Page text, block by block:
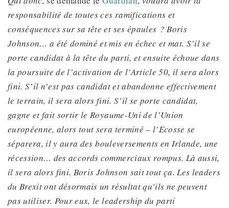
responsabilité de toutes ces ramifications et
conséquences sur sa tête et ses épaules ? Boris
Johnson… a été dominé et mis en échec et mat. S’il se
porte candidat à la tête du parti, et ensuite échoue dans
la poursuite de l’activation de l’Article 50, il sera alors
fini. S’il n’est pas candidat et abandonne effectivement
le terrain, il sera alors fini. S’il se porte candidat,
gagne et fait sortir le Royaume-Uni de l’Union
européenne, alors tout sera terminé – l’Ecosse se
séparera, il y aura des bouleversements en Irlande, une
récession… des accords commerciaux rompus. Là aussi,
il sera alors fini. Boris Johnson sait tout ça. Les leaders
du Brexit ont désormais un résultat qu’ils ne peuvent
pas utiliser. Pour eux, le leadership du parti